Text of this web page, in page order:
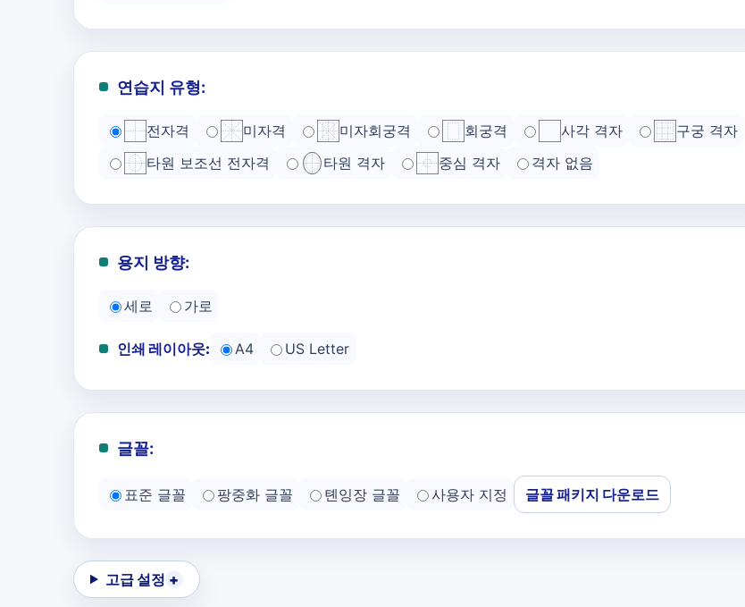
연습지 유형:
전자격 미자격 미자회궁격 회궁격 사각 격자
구궁 격자
타원 보조선 전자격
타원 격자 중심 격자 격자 없음
용지 방향:
세로 가로
인쇄 레이아웃: A4 US Letter
글꼴:
표준 글꼴 팡중화 글꼴 톈잉장 글꼴 사용자 지정 글꼴 패키지 다운로드
고급 설정